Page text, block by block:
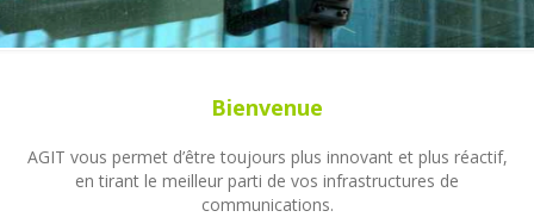
Bienvenue
AGIT vous permet d’être toujours plus innovant et plus réactif,
en tirant le meilleur parti de vos infrastructures de
communications.